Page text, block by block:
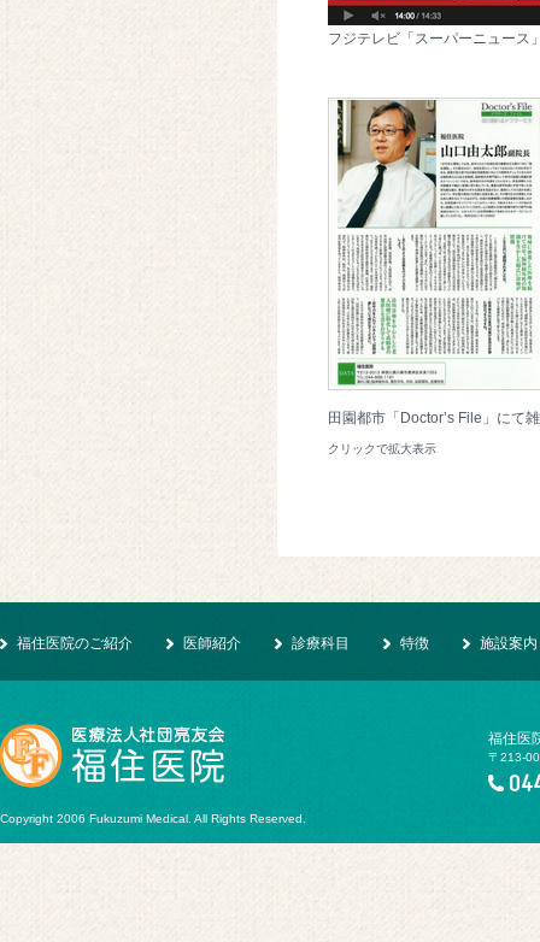
フジテレビ「スーパーニュース
田園都市「Doctor’s File」にて
クリックで拡大表示
福住医院のご紹介 医師紹介 診療科目 特徴 施設案内
Copyright 2006 Fukuzumi Medical. All Rights Reserved.
福住医
〒213-